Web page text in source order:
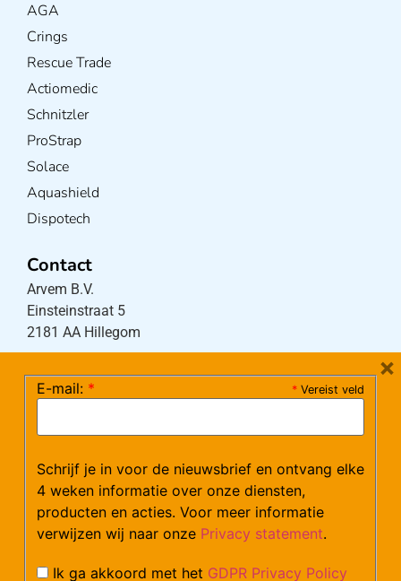
AGA
Crings
Rescue Trade
Actiomedic
Schnitzler
ProStrap
Solace
Aquashield
Dispotech
Contact
Arvem B.V.
Einsteinstraat 5
2181 AA Hillegom
Tel:0252-533256
08:30-16:00 uur)
Mail:
klantenservice@arvem.nl
Werken bij Arvem?
Bekijk hier onze vacatures.
* Vereist veld
E-mail: *
Schrijf je in voor de nieuwsbrief en ontvang elke
4 weken informatie over onze diensten,
producten en acties. Voor meer informatie
verwijzen wij naar onze Privacy statement.
Ik ga akkoord met het GDPR Privacy Policy
×